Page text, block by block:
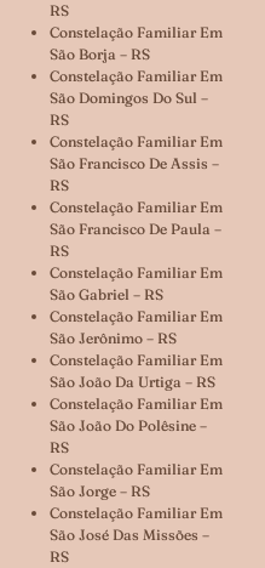
RS
Constelação Familiar Em
São Borja – RS
Constelação Familiar Em
São Domingos Do Sul –
RS
Constelação Familiar Em
São Francisco De Assis –
RS
Constelação Familiar Em
São Francisco De Paula –
RS
Constelação Familiar Em
São Gabriel – RS
Constelação Familiar Em
São Jerônimo – RS
Constelação Familiar Em
São João Da Urtiga – RS
Constelação Familiar Em
São João Do Polêsine –
RS
Constelação Familiar Em
São Jorge – RS
Constelação Familiar Em
São José Das Missões –
RS